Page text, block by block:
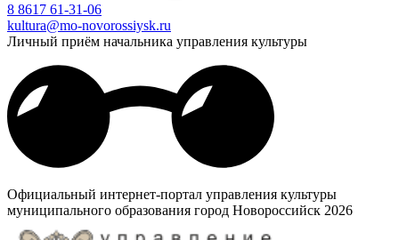
8 8617 61-31-06
kultura@mo-novorossiysk.ru
Личный приём начальника управления культуры
Официальный интернет-портал управления культуры
муниципального образования город Новороссийск 2026